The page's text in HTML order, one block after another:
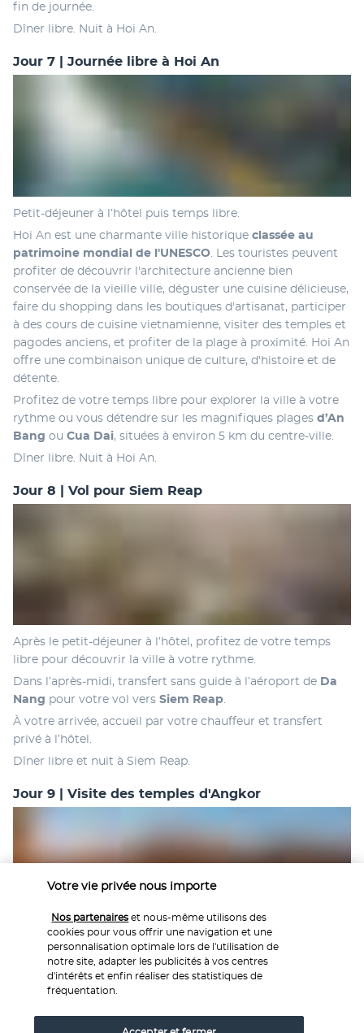
fin de journée.
Dîner libre. Nuit à Hoi An.
Jour 7 | Journée libre à Hoi An
Petit-déjeuner à l’hôtel puis temps libre.
Hoi An est une charmante ville historique classée au
patrimoine mondial de l'UNESCO . Les touristes peuvent
profiter de découvrir l'architecture ancienne bien
conservée de la vieille ville, déguster une cuisine délicieuse,
faire du shopping dans les boutiques d'artisanat, participer
à des cours de cuisine vietnamienne, visiter des temples et
pagodes anciens, et profiter de la plage à proximité. Hoi An
offre une combinaison unique de culture, d'histoire et de
détente.
Profitez de votre temps libre pour explorer la ville à votre
rythme ou vous détendre sur les magnifiques plages d’An
Bang ou Cua Dai, situées à environ 5 km du centre-ville.
Dîner libre. Nuit à Hoi An.
Jour 8 | Vol pour Siem Reap
Après le petit-déjeuner à l’hôtel, profitez de votre temps
libre pour découvrir la ville à votre rythme.
Dans l’après-midi, transfert sans guide à l’aéroport de Da
Nang pour votre vol vers Siem Reap.
À votre arrivée, accueil par votre chauffeur et transfert
privé à l’hôtel.
Dîner libre et nuit à Siem Reap.
Jour 9 | Visite des temples d'Angkor
Accompagné de votre guide, vous débuterez la visite du
célèbre temple d'Angkor Wat, inscrit au patrimoine
mondial de l'UNESCO depuis 1992.
Votre vie privée nous importe
Nos partenaires et nous-même utilisons des
cookies pour vous offrir une navigation et une
personnalisation optimale lors de l'utilisation de
notre site, adapter les publicités à vos centres
d'intérêts et enfin réaliser des statistiques de
fréquentation.